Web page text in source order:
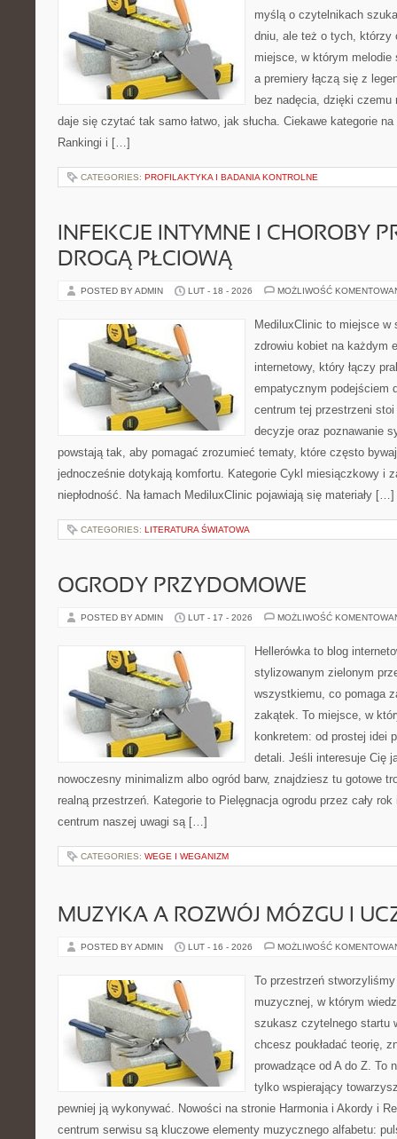
myślą o czytelnikach
dniu, ale też o tych, którzy
miejsce, w którym
a premiery łączą się z
bez nadęcia, dzięki
daje się czytać tak samo łatwo, jak słucha. Ciekawe kategorie
Rankingi i […]
CATEGORIES: PROFILAKTYKA I BADANIA KONTROLNE
INFEKCJE INTYMNE I CHOROBY
DROGĄ PŁCIOWĄ
POSTED BY ADMIN LUT - 18 - 2026 MOŻLIWOŚĆ
MediluxClinic to miejsce
zdrowiu kobiet na każdym
internetowy, który łączy
empatycznym podejściem
centrum tej przestrzeni
decyzje oraz poznawanie
powstają tak, aby pomagać zrozumieć tematy, które często
jednocześnie dotykają komfortu. Kategorie Cykl miesiączkowy i
niepłodność. Na łamach MediluxClinic pojawiają się materiały […]
CATEGORIES: LITERATURA ŚWIATOWA
OGRODY PRZYDOMOWE
POSTED BY ADMIN LUT - 17 - 2026 MOŻLIWOŚĆ
Hellerówka to blog
stylizowanym zielonym
wszystkiemu, co pomaga
zakątek. To miejsce, w
konkretem: od prostej idei
detali. Jeśli interesuje Cię
nowoczesny minimalizm albo ogród barw, znajdziesz tu gotowe
realną przestrzeń. Kategorie to Pielęgnacja ogrodu przez cały
centrum naszej uwagi są […]
CATEGORIES: WEGE I WEGANIZM
MUZYKA A ROZWÓJ MÓZGU I
POSTED BY ADMIN LUT - 16 - 2026 MOŻLIWOŚĆ
To przestrzeń
muzycznej, w którym
szukasz czytelnego startu
chcesz poukładać teorię,
prowadzące od A do Z. To
tylko wspierający
pewniej ją wykonywać. Nowości na stronie Harmonia i Akordy i
centrum serwisu są kluczowe elementy muzycznego alfabetu: